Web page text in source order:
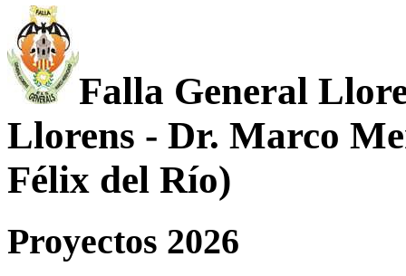
Falla General
Llorens - Dr. Marco
Félix del Río)
Proyectos 2026